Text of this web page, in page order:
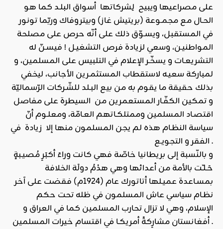
على مصراعيها ويبيح لِشركاتها أسواق البلـد كما هو
الحـال مع مجمـوعة (بريتيش غاز) وبيتروفاك وربّما تونور
في المستقبل، ويسـوّق ذلك على أنّه حرص على مصلحة
المواطنيـن، وسعي لزيادة فرص التشغيـل ! فيسـنّ له
التشريعـات و يسخّـر الإعلام في التلبيس على المسلمين، و
لمباركة سعيـه لاستقطاب المستثمـرين الأجانب، ليخفي
بذلك حقيقة ما يقوم به من بيع البـلد للشّـركات الرّسماليّة
و تمكين الكفّـار المستعمرين من السيطرة على مفاصل
اقتصـاد المسلمين وممتلكـاتهم العـامّة، ومعلـوم أنّ
سياسة النظـام هذه لم يجن المسلمون منها إلا زيادة في
الفقر و التجويـع .
و بالنّسبة إلى بريطانيا خاصّة فهي كانت وراءَ أكبَرِ مُصيـبةٍ
حَـلـّت بالأمة من أعدائها وهي هدْمُ دولَة الخلافة
بمسـاعدة عميـلها أتاتورك عام (1924م) فقضت على آخر
نظـام سياسي عاش المسلمون في ظله تحت حكم
الإسلام، وهي لا تزال تحارب المسلمين كما في العراق و
أفغانستان مشارِكةً أمريكـا في اقتسام خيرات المسلمين .